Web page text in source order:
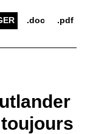
.doc .pdf